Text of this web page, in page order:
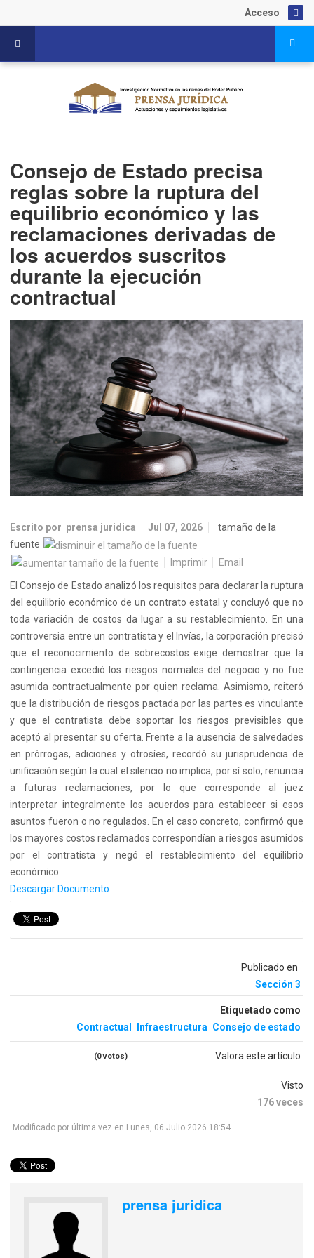
Acceso
Consejo de Estado precisa
reglas sobre la ruptura del
equilibrio económico y las
reclamaciones derivadas de
los acuerdos suscritos
durante la ejecución
contractual
Escrito por prensa juridica Jul 07, 2026
tamaño de la
fuente
Imprimir
Email
Publicado en
Sección 3
Etiquetado como
Contractual
Infraestructura Consejo de estado
Valora este artículo
(0 votos)
Visto
176 veces
El Consejo de Estado analizó los requisitos para declarar la ruptura
del equilibrio económico de un contrato estatal y concluyó que no
toda variación de costos da lugar a su restablecimiento. En una
controversia entre un contratista y el Invías, la corporación precisó
que el reconocimiento de sobrecostos exige demostrar que la
contingencia excedió los riesgos normales del negocio y no fue
asumida contractualmente por quien reclama. Asimismo, reiteró
que la distribución de riesgos pactada por las partes es vinculante
y que el contratista debe soportar los riesgos previsibles que
aceptó al presentar su oferta. Frente a la ausencia de salvedades
en prórrogas, adiciones y otrosíes, recordó su jurisprudencia de
unificación según la cual el silencio no implica, por sí solo, renuncia
a futuras reclamaciones, por lo que corresponde al juez
interpretar integralmente los acuerdos para establecer si esos
asuntos fueron o no regulados. En el caso concreto, confirmó que
los mayores costos reclamados correspondían a riesgos asumidos
por el contratista y negó el restablecimiento del equilibrio
económico.
Descargar Documento
Modificado por última vez en Lunes, 06 Julio 2026 18:54
prensa juridica